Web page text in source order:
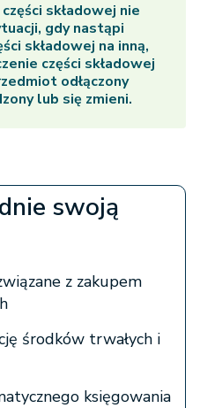
składowej nie
gdy nastąpi
składowej na inną,
części składowej
odłączony
lub się zmieni.
swoją
z zakupem
środków trwałych i
księgowania